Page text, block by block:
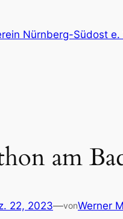
Nürnberg-Südost e.
am
22, 2023—vonWerner